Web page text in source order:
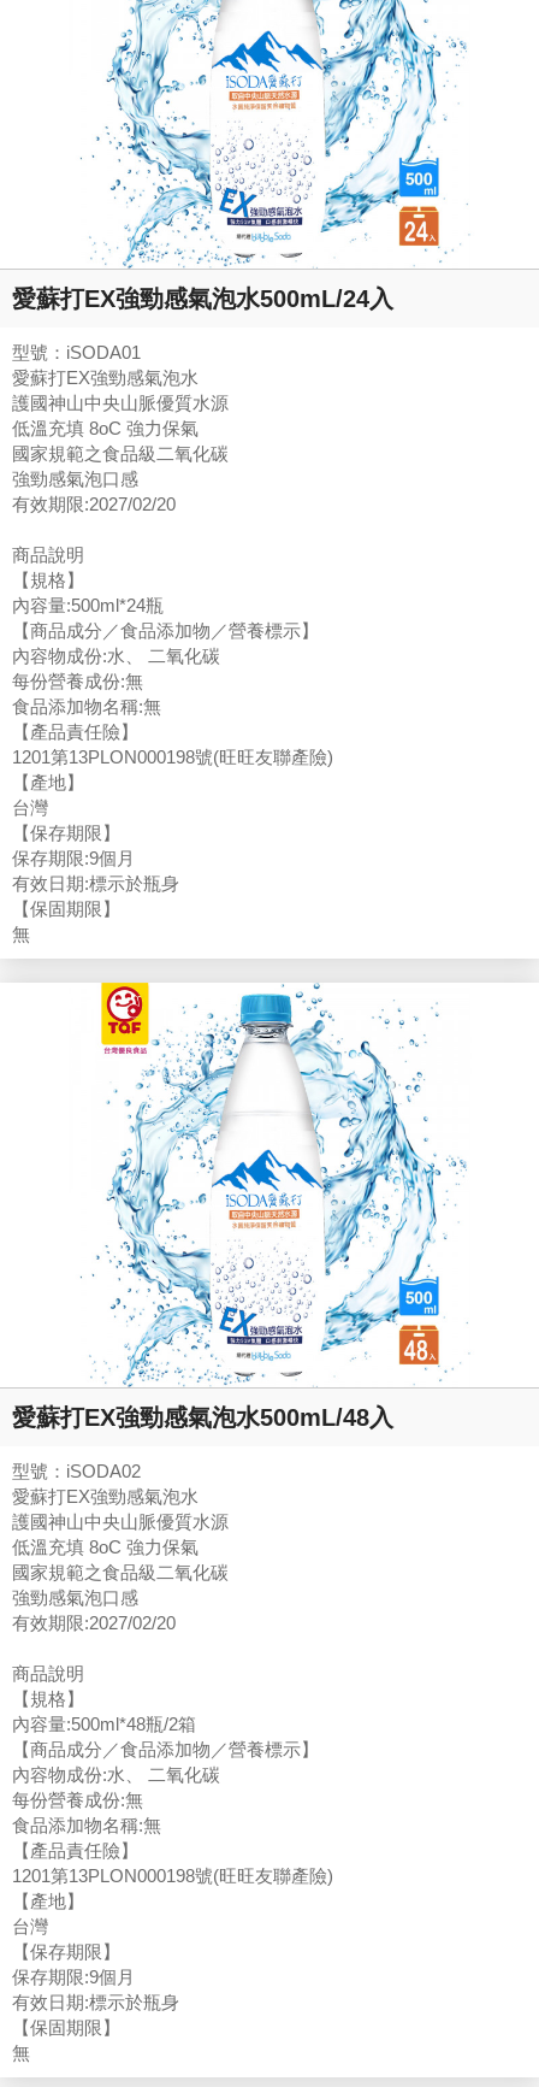
愛蘇打EX強勁感氣泡水500mL/24入
型號：iSODA01
愛蘇打EX強勁感氣泡水
護國神山中央山脈優質水源
低溫充填 8oC 強力保氣
國家規範之食品級二氧化碳
強勁感氣泡口感
有效期限:2027/02/20
商品說明
【規格】
內容量:500ml*24瓶
【商品成分／食品添加物／營養標示】
內容物成份:水、 二氧化碳
每份營養成份:無
食品添加物名稱:無
【產品責任險】
1201第13PLON000198號(旺旺友聯產險)
【產地】
台灣
【保存期限】
保存期限:9個月
有效日期:標示於瓶身
【保固期限】
無
愛蘇打EX強勁感氣泡水500mL/48入
型號：iSODA02
愛蘇打EX強勁感氣泡水
護國神山中央山脈優質水源
低溫充填 8oC 強力保氣
國家規範之食品級二氧化碳
強勁感氣泡口感
有效期限:2027/02/20
商品說明
【規格】
內容量:500ml*48瓶/2箱
【商品成分／食品添加物／營養標示】
內容物成份:水、 二氧化碳
每份營養成份:無
食品添加物名稱:無
【產品責任險】
1201第13PLON000198號(旺旺友聯產險)
【產地】
台灣
【保存期限】
保存期限:9個月
有效日期:標示於瓶身
【保固期限】
無